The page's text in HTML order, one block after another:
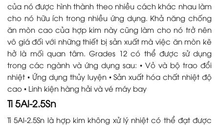
của nó được hình thành theo nhiều cách khác nhau làm
cho nó hữu ích trong nhiều ứng dụng. Khả năng chống
ăn mòn cao của hợp kim này cũng làm cho nó trở nên
vô giá đối với những thiết bị sản xuất mà việc ăn mòn kẽ
hở là mối quan tâm. Grades 12 có thể được sử dụng
trong các ngành và ứng dụng sau: • Vỏ và bộ trao đổi
nhiệt • Ứng dụng thủy luyện • Sản xuất hóa chất nhiệt độ
cao • Linh kiện hàng hải và vé máy bay
Ti 5Al-2.5Sn
Ti 5Al-2.5Sn là hợp kim không xử lý nhiệt có thể đạt được